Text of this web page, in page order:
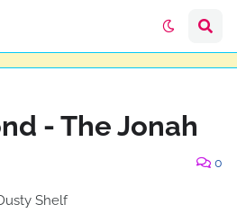
- The Jonah
0
Shelf